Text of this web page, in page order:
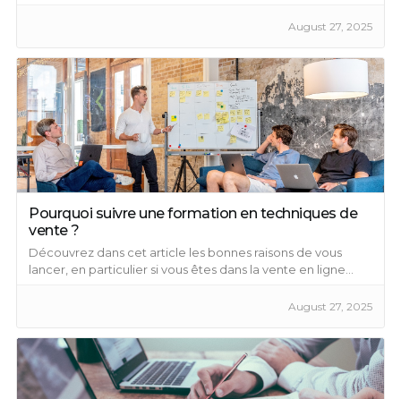
August 27, 2025
Pourquoi suivre une formation en techniques de
vente ?
Découvrez dans cet article les bonnes raisons de vous
lancer, en particulier si vous êtes dans la vente en ligne...
August 27, 2025